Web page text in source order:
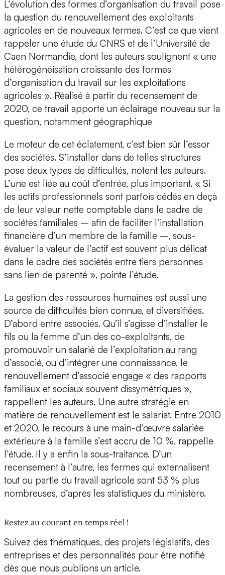
L’évolution des formes d’organisation du travail pose
la question du renouvellement des exploitants
agricoles en de nouveaux termes. C’est ce que vient
rappeler une étude du CNRS et de l’Université de
Caen Normandie, dont les auteurs soulignent « une
hétérogénéisation croissante des formes
d’organisation du travail sur les exploitations
agricoles ». Réalisé à partir du recensement de
2020, ce travail apporte un éclairage nouveau sur la
question, notamment géographique
Le moteur de cet éclatement, c’est bien sûr l’essor
des sociétés. S’installer dans de telles structures
pose deux types de difficultés, notent les auteurs.
L’une est liée au coût d’entrée, plus important. « Si
les actifs professionnels sont parfois cédés en deçà
de leur valeur nette comptable dans le cadre de
sociétés familiales – afin de faciliter l’installation
financière d’un membre de la famille –, sous-
évaluer la valeur de l’actif est souvent plus délicat
dans le cadre des sociétés entre tiers personnes
sans lien de parenté », pointe l’étude.
La gestion des ressources humaines est aussi une
source de difficultés bien connue, et diversifiées.
D’abord entre associés. Qu’il s’agisse d’installer le
fils ou la femme d’un des co-exploitants, de
promouvoir un salarié de l’exploitation au rang
d’associé, ou d’intégrer une connaissance, le
renouvellement d’associé engage « des rapports
familiaux et sociaux souvent dissymétriques »,
rappellent les auteurs. Une autre stratégie en
matière de renouvellement est le salariat. Entre 2010
et 2020, le recours à une main-d’œuvre salariée
extérieure à la famille s’est accru de 10 %, rappelle
l’étude. Il y a enfin la sous-traitance. D’un
recensement à l’autre, les fermes qui externalisent
tout ou partie du travail agricole sont 53 % plus
nombreuses, d’après les statistiques du ministère.
Restez au courant en temps réel !
Suivez des thématiques, des projets législatifs, des
entreprises et des personnalités pour être notifié
dès que nous publions un article.